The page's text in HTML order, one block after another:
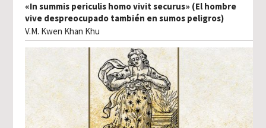
«In summis periculis homo vivit securus» (El hombre
vive despreocupado también en sumos peligros)
V.M. Kwen Khan Khu